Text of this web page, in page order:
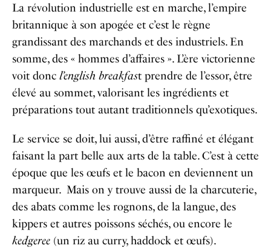
La révolution industrielle est en marche, l’empire
britannique à son apogée et c’est le règne
grandissant des marchands et des industriels. En
somme, des « hommes d’affaires ». L’ère victorienne
voit donc l’english breakfast prendre de l’essor, être
élevé au sommet, valorisant les ingrédients et
préparations tout autant traditionnels qu’exotiques.
Le service se doit, lui aussi, d’être raffiné et élégant
faisant la part belle aux arts de la table. C’est à cette
époque que les œufs et le bacon en deviennent un
marqueur. Mais on y trouve aussi de la charcuterie,
des abats comme les rognons, de la langue, des
kippers et autres poissons séchés, ou encore le
kedgeree (un riz au curry, haddock et œufs).